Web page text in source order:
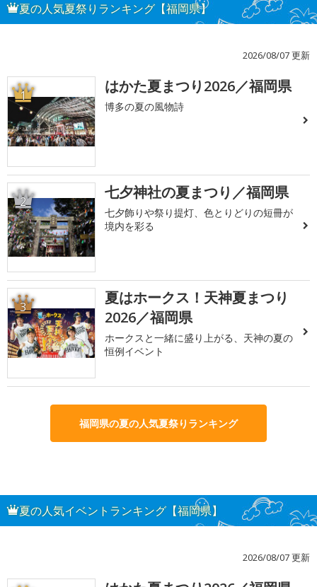
夏の人気夏祭りランキング【福岡県】
2026/08/07 更新
1 はかた夏まつり2026／福岡県
博多の夏の風物詩
2 七夕神社の夏まつり／福岡県
七夕飾りや祭り提灯、色とりどりの短冊が
境内を彩る
3
夏はホークス！天神夏まつり
2026／福岡県
ホークスと一緒に盛り上がる、天神の夏の
恒例イベント
福岡県の夏の人気夏祭りランキング
夏の人気イベントランキング【福岡県】
2026/08/07 更新